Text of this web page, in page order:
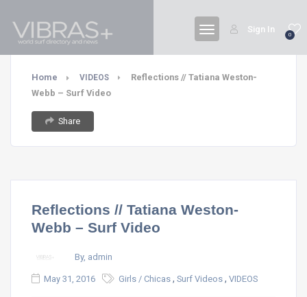
0
Sign In
Home VIDEOS
Reflections // Tatiana Weston-
Webb – Surf Video
Share
Reflections // Tatiana Weston-
Webb – Surf Video
By, admin
May 31, 2016 Girls / Chicas , Surf Videos , VIDEOS